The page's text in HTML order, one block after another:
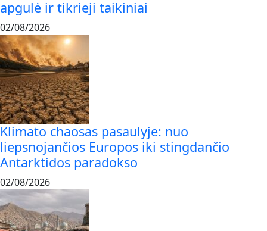
apgulė ir tikrieji taikiniai
02/08/2026
Klimato chaosas pasaulyje: nuo
liepsnojančios Europos iki stingdančio
Antarktidos paradokso
02/08/2026